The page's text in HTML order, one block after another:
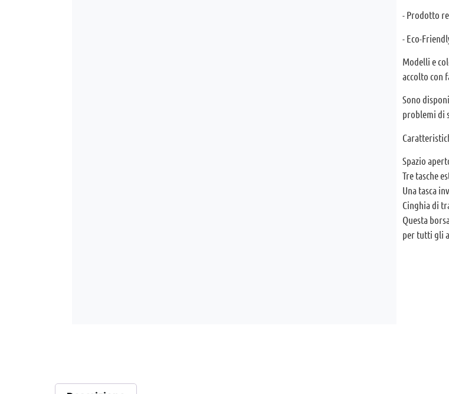
- Prodotto
- Eco-
Modelli e
accolto con
Sono
problemi di
Spazio
Tre tasche
Una tasca
Cinghia di
Questa
per tutti gli